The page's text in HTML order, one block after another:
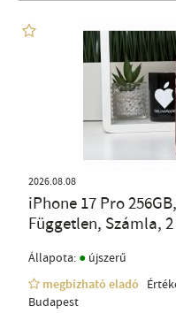
2026.08.08
iPhone 17 Pro
Független, Számla,
Állapota: ● újszerű
megbízható eladó
Budapest